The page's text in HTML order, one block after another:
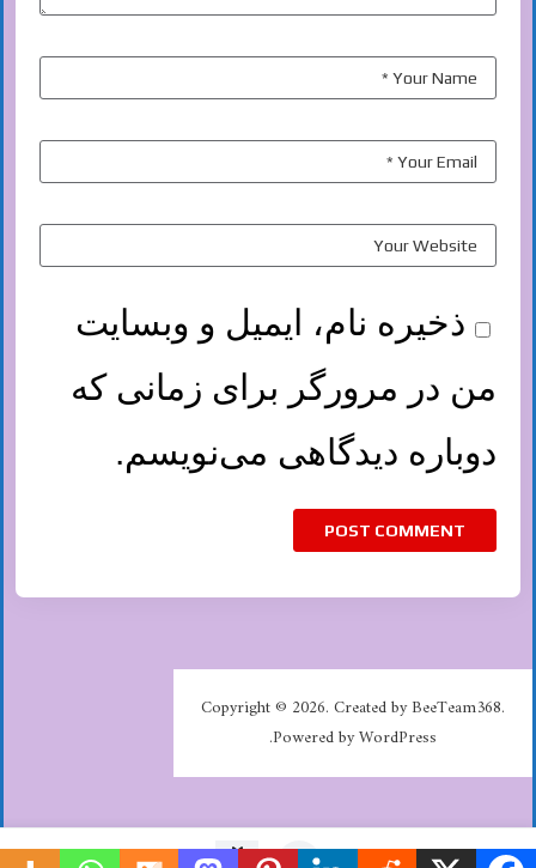
ذخیره نام، ایمیل و وبسایت
من در مرورگر برای زمانی که
دوباره دیدگاهی می‌نویسم.
Copyright © 2026. Created by BeeTeam368.
Powered by WordPress.